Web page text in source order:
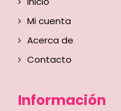
Mi cuenta
Acerca de
Contacto
Información